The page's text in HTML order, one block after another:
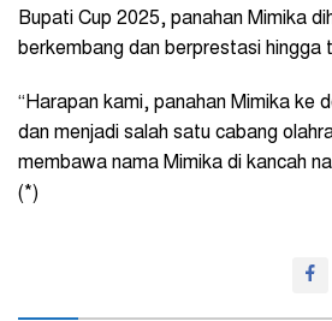
Bupati Cup 2025, panahan Mimika
berkembang dan berprestasi hingga
“Harapan kami, panahan Mimika ke
dan menjadi salah satu cabang
membawa nama Mimika di kancah
(*)